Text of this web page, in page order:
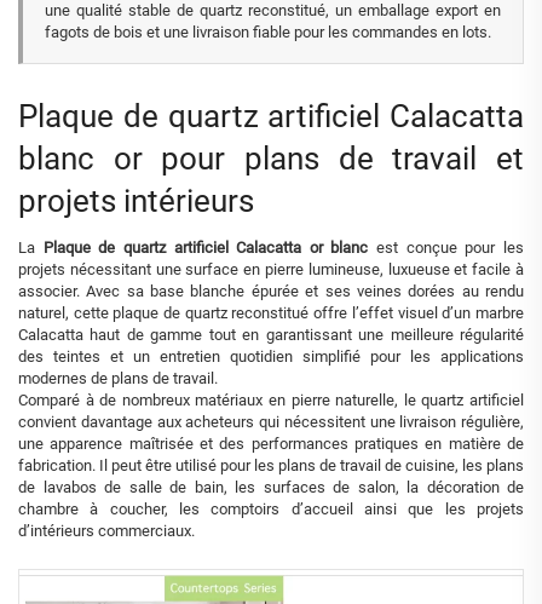
une qualité stable de quartz reconstitué, un emballage export en
fagots de bois et une livraison fiable pour les commandes en lots.
Plaque de quartz artificiel Calacatta
blanc or pour plans de travail et
projets intérieurs
La Plaque de quartz artificiel Calacatta or blancest conçue pour les
projets nécessitant une surface en pierre lumineuse, luxueuse et facile à
associer. Avec sa base blanche épurée et ses veines dorées au rendu
naturel, cette plaque de quartz reconstitué offre l’effet visuel d’un marbre
Calacatta haut de gamme tout en garantissant une meilleure régularité
des teintes et un entretien quotidien simplifié pour les applications
modernes de plans de travail.
Comparé à de nombreux matériaux en pierre naturelle, le quartz artificiel
convient davantage aux acheteurs qui nécessitent une livraison régulière,
une apparence maîtrisée et des performances pratiques en matière de
fabrication. Il peut être utilisé pour les plans de travail de cuisine, les plans
de lavabos de salle de bain, les surfaces de salon, la décoration de
chambre à coucher, les comptoirs d’accueil ainsi que les projets
d’intérieurs commerciaux.